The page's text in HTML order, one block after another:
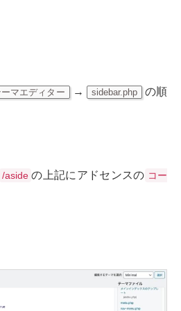
ーマエディター → sidebar.php
の順
/aside の上記にアドセンスの コー